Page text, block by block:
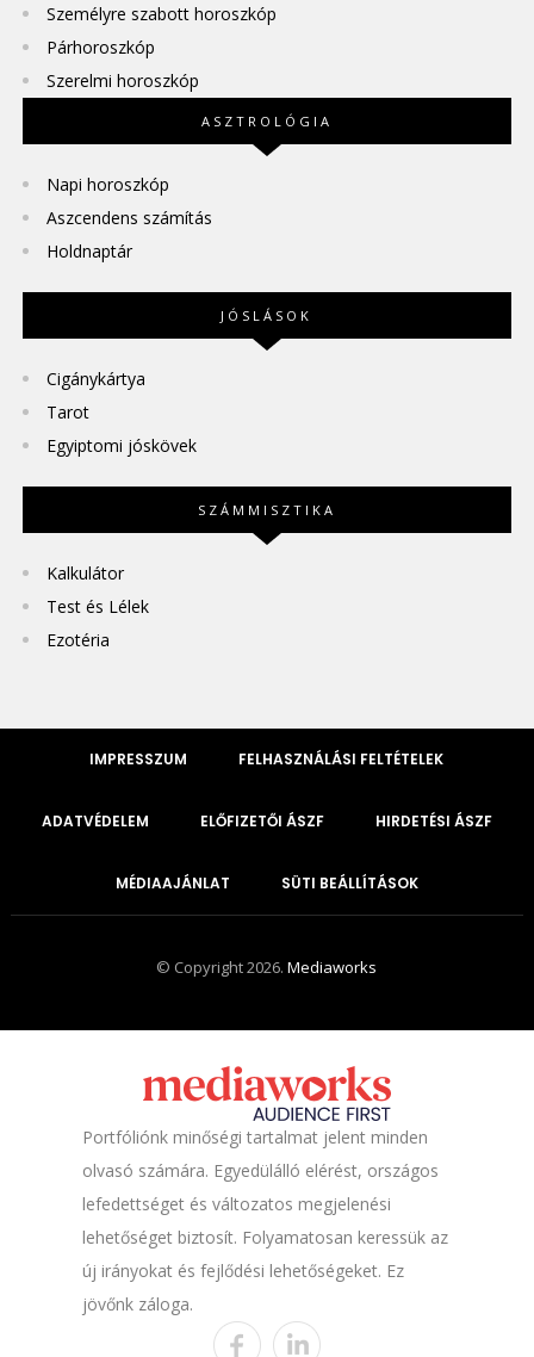
Személyre szabott horoszkóp
Párhoroszkóp
Szerelmi horoszkóp
ASZTROLÓGIA
Napi horoszkóp
Aszcendens számítás
Holdnaptár
JÓSLÁSOK
Cigánykártya
Tarot
Egyiptomi jóskövek
SZÁMMISZTIKA
Kalkulátor
Test és Lélek
Ezotéria
IMPRESSZUM FELHASZNÁLÁSI FELTÉTELEK
ADATVÉDELEM ELŐFIZETŐI ÁSZF HIRDETÉSI ÁSZF
MÉDIAAJÁNLAT SÜTI BEÁLLÍTÁSOK
© Copyright 2026.Mediaworks
Portfóliónk minőségi tartalmat jelent minden
olvasó számára. Egyedülálló elérést, országos
lefedettséget és változatos megjelenési
lehetőséget biztosít. Folyamatosan keressük az
új irányokat és fejlődési lehetőségeket. Ez
jövőnk záloga.